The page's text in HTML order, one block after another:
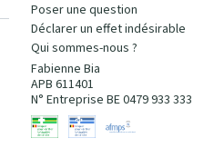
Poser une question
Déclarer un effet indésirable
Qui sommes-nous ?
Fabienne Bia
APB 611401
N° Entreprise BE 0479 933 333